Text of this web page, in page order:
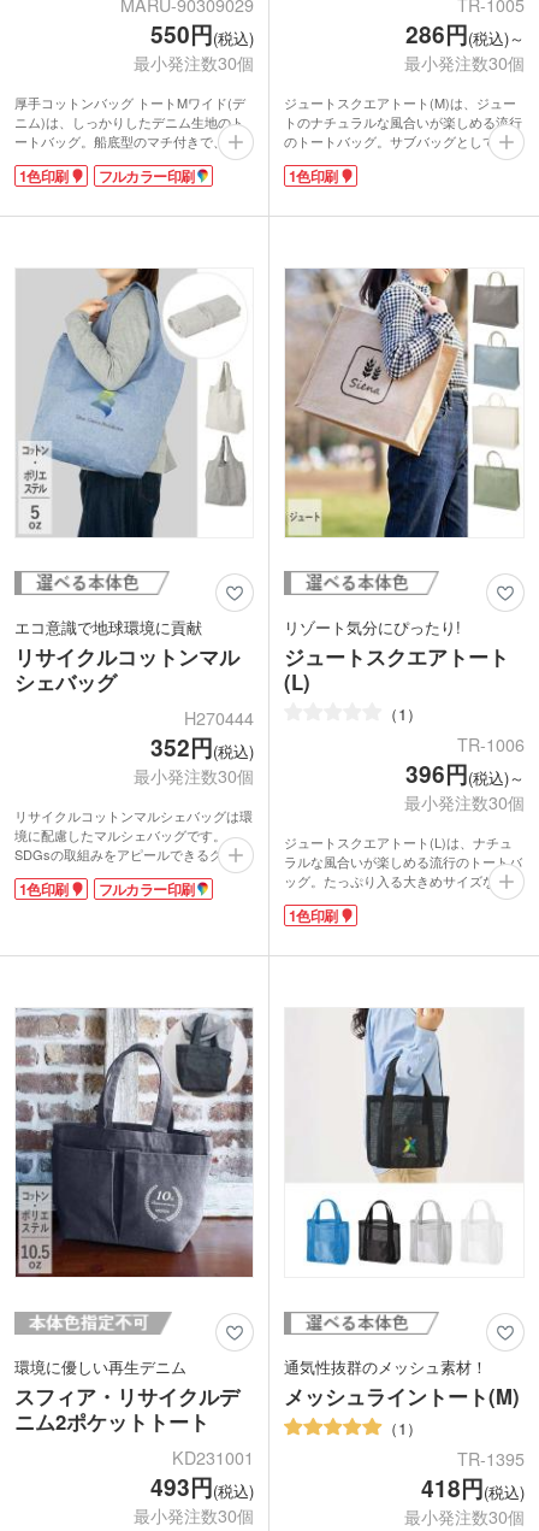
550円(税込)
最小発注数30個
厚手コットンバッグ トートMワイド(デ
ニム)は、しっかりしたデニム生地のト
ートバッグ。船底型のマチ付きで、A4
ファイルが横向きに入るサイズの口の広
い横ワイド型。アウトドアやレジャーで
す。デニムの風合いを生かしたバッグ
ね。肩掛けもできるので、毎日のお買い
物にもとっても便利です。
1色印刷かフルカラー印刷ができます。
シンプルなバッグなのでロゴ印刷が際立
ちます!コットンバッグと差をつける、
ひと味違ったおしゃれなオリジナルバッ
グ制作にオススメです。
1色印刷 フルカラー印刷
286円(税込)～
最小発注数30個
ジュートスクエアトート(M)は、ジュー
トのナチュラルな風合いが楽しめる流行
のトートバッグ。サブバッグとしても使
い勝手の良い、A4サイズが入る大きさで
す。
わっているのをご存知ですか?会場をオ
な気持ちから、紙以外の袋を選ぶオシャ
レな花嫁さんが増えています。
ジュートは、麻の一種の天然素材。目が
粗い生地で、ざくっとした素朴な素材感
は、ナチュラルウエディングの花嫁さん
から大人気!
記念に残るバッグで、一生に一度の挙式
を、思い出深く形にしてみませんか?
1色印刷
エコ意識で地球環境に貢献
リサイクルコットンマル
シェバッグ
H270444
352円(税込)
最小発注数30個
リサイクルコットンマルシェバッグは環
境に配慮したマルシェバッグです。
SDGsの取組みをアピールできるグッズ
に最適です。リサイクルコットン特有の
生地で優しい風合い。肩掛けできる長い
グレー・ダークグレー・ブルーの3色か
ら選べ、幅広い層の方に使っていただけ
ます。
印刷は1色・フルカラー印刷に対応。
ecoを意識したショップのエコバッグや
イベント記念のオリジナルマルシェバッ
グを製作できます。
動画提供 : favorist_廣川株式会社
1色印刷 フルカラー印刷
リゾート気分にぴったり!
ジュートスクエアトート
(L)
1
TR-1006
396円(税込)～
最小発注数30個
ジュートスクエアトート(L)は、ナチュ
ラルな風合いが楽しめる流行のトートバ
ッグ。たっぷり入る大きめサイズなの
で、お買い物やレジャーなど荷物が多い
外出時の強い味方。
言います。バングラディッシュでは「黄
境に優しい繊維です。コーヒー豆や麦の
袋、ロープ、カーペットの裏地など多岐
に使われています。
目が粗い生地で、ざくっとした素朴な素
材感は、カジュアルファッションと相性
抜群!持ち手がオフホワイトで、バッグ
本体と同色系のカラーなのもオシャレな
ポイントです。
ショップのロゴを印刷して、自然食品店
などのショッパーとしてもおすすめで
1色印刷
環境に優しい再生デニム
スフィア・リサイクルデ
ニム2ポケットトート
KD231001
493円(税込)
最小発注数30個
通気性抜群のメッシュ素材！
メッシュライントート(M)
1
TR-1395
418円(税込)
最小発注数30個